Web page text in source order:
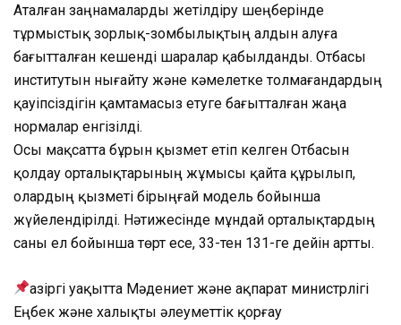
Аталған заңнамаларды жетілдіру шеңберінде
тұрмыстық зорлық-зомбылықтың алдын алуға
бағытталған кешенді шаралар қабылданды. Отбасы
институтын нығайту және кәмелетке толмағандардың
қауіпсіздігін қамтамасыз етуге бағытталған жаңа
нормалар енгізілді.
Осы мақсатта бұрын қызмет етіп келген Отбасын
қолдау орталықтарының жұмысы қайта құрылып,
олардың қызметі бірыңғай модель бойынша
жүйелендірілді. Нәтижесінде мұндай орталықтардың
саны ел бойынша төрт есе, 33-тен 131-ге дейін артты.
Қазіргі уақытта Мәдениет және ақпарат министрлігі
Еңбек және халықты әлеуметтік қорғау